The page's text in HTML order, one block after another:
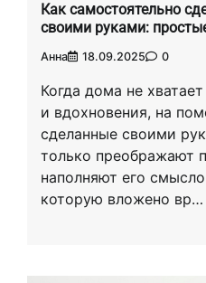
Как самостоятельно
своими руками:
Анна 18.09.2025 0
Когда дома не
и вдохновения, на
сделанные своими
только преображают
наполняют его
которую вложено вр…